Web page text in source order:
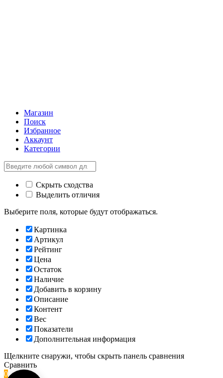
Магазин
Поиск
Избранное
Аккаунт
Категории
Скрыть сходства
Выделить отличия
Выберите поля, которые будут отображаться.
Картинка
Артикул
Рейтинг
Цена
Остаток
Наличие
Добавить в корзину
Описание
Контент
Вес
Показатели
Дополнительная информация
Щелкните снаружи, чтобы скрыть панель сравнения
Сравнить
0